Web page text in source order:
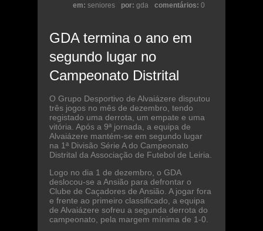
em: seniores por: gda comentários: 0
GDA termina o ano em
segundo lugar no
Campeonato Distrital
O Grupo Desportivo de Alvaiázere disputou
três jogos no mês de dezembro, tendo
registado uma derrota, um empate e uma
vitória. Após a 9ª jornada, a equipa de
Alvaiázere mantém-se em segundo lugar
na 1ª Divisão Série A do Campeonato
Distrital da Associação de Futebol de Leiria.
Logo no dia 1 de dezembro, o GDA
deslocou-se a Ansião para defrontar o
Clube de Caçadores de Ansião. A jogar fora
e frente ao primeiro classificado, a equipa
de Alvaiázere sofreu a segunda derrota do
campeonato, pela margem mínima de 1-0.